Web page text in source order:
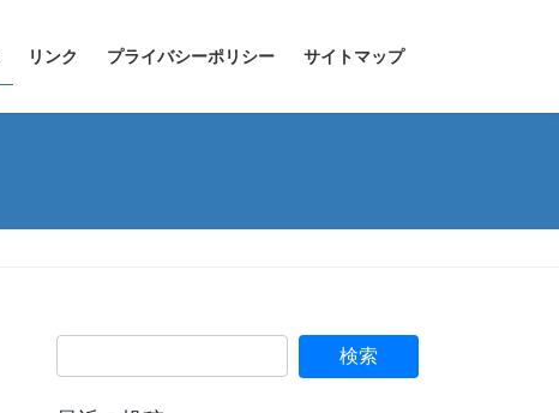
リンク プライバシーポリシー サイトマップ